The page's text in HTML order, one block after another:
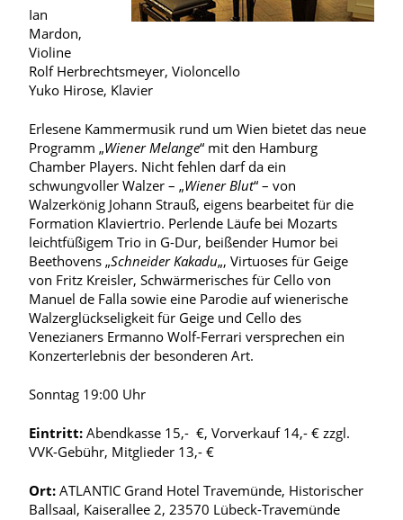
Ian
Mardon,
Violine
Rolf Herbrechtsmeyer, Violoncello
Yuko Hirose, Klavier
Erlesene Kammermusik rund um Wien bietet das neue
Programm „Wiener Melange“ mit den Hamburg
Chamber Players. Nicht fehlen darf da ein
schwungvoller Walzer – „Wiener Blut“ – von
Walzerkönig Johann Strauß, eigens bearbeitet für die
Formation Klaviertrio. Perlende Läufe bei Mozarts
leichtfüßigem Trio in G-Dur, beißender Humor bei
Beethovens „Schneider Kakadu„, Virtuoses für Geige
von Fritz Kreisler, Schwärmerisches für Cello von
Manuel de Falla sowie eine Parodie auf wienerische
Walzerglückseligkeit für Geige und Cello des
Venezianers Ermanno Wolf-Ferrari versprechen ein
Konzerterlebnis der besonderen Art.
Sonntag 19:00 Uhr
Eintritt: Abendkasse 15,- €, Vorverkauf 14,- € zzgl.
VVK-Gebühr, Mitglieder 13,- €
Ort: ATLANTIC Grand Hotel Travemünde, Historischer
Ballsaal, Kaiserallee 2, 23570 Lübeck-Travemünde